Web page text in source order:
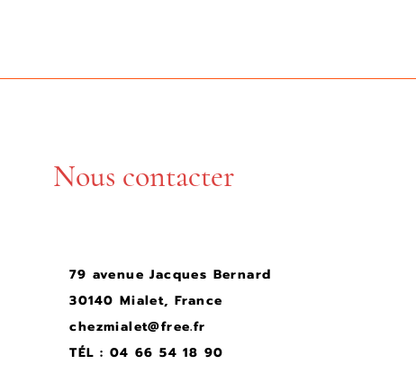
Nous contacter
79 avenue Jacques Bernard
30140 Mialet, France
chezmialet@free.fr
TÉL : 04 66 54 18 90